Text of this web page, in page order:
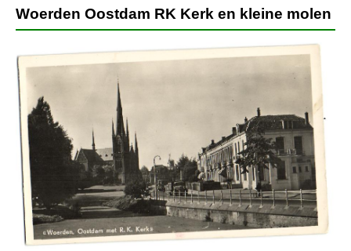
Woerden Oostdam RK Kerk en kleine molen